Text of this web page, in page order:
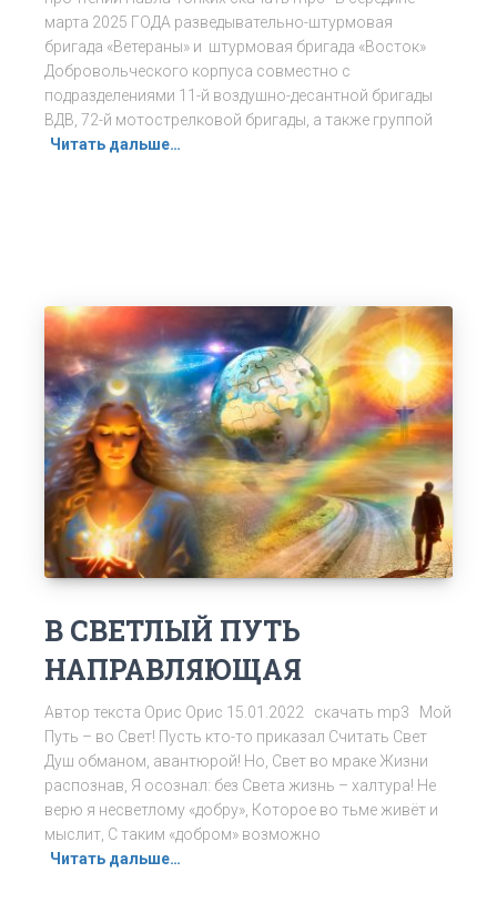
марта 2025 ГОДА разведывательно-штурмовая
бригада «Ветераны» и штурмовая бригада «Восток»
Добровольческого корпуса совместно с
подразделениями 11-й воздушно-десантной бригады
ВДВ, 72-й мотострелковой бригады, а также группой
Читать дальше…
В СВЕТЛЫЙ ПУТЬ
НАПРАВЛЯЮЩАЯ
Автор текста Орис Орис 15.01.2022 скачать mp3 Мой
Путь – во Свет! Пусть кто-то приказал Считать Свет
Душ обманом, авантюрой! Но, Свет во мраке Жизни
распознав, Я осознал: без Света жизнь – халтура! Не
верю я несветлому «добру», Которое во тьме живёт и
мыслит, С таким «добром» возможно
Читать дальше…